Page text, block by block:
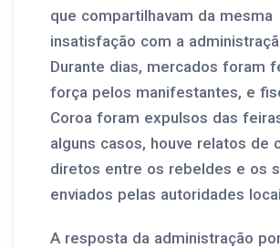
que compartilhavam da mesma
insatisfação com a
Durante dias, mercados foram
força pelos manifestantes, e
Coroa foram expulsos das
alguns casos, houve relatos de
diretos entre os rebeldes e os
enviados pelas autoridades
A resposta da administração